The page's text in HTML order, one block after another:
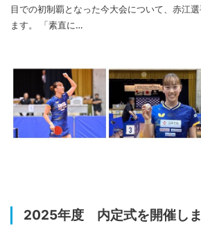
目での初制覇となった今大会について、赤江
ます。 「素直に…
2025年度 内定式を開催し